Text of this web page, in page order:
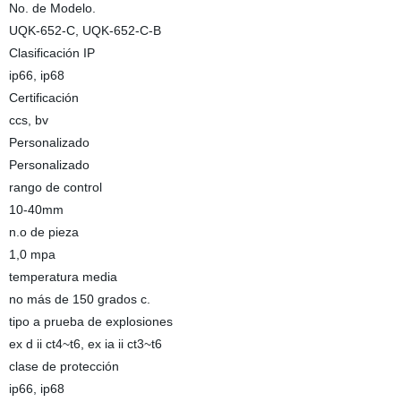
No. de Modelo.
UQK-652-C, UQK-652-C-B
Clasificación IP
ip66, ip68
Certificación
ccs, bv
Personalizado
Personalizado
rango de control
10-40mm
n.o de pieza
1,0 mpa
temperatura media
no más de 150 grados c.
tipo a prueba de explosiones
ex d ii ct4~t6, ex ia ii ct3~t6
clase de protección
ip66, ip68